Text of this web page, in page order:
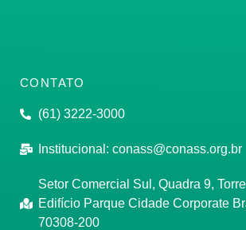
CONTATO
(61) 3222-3000
Institucional: conass@conass.org.br
Setor Comercial Sul, Quadra 9,
Edifício Parque Cidade Corporate
70308-200